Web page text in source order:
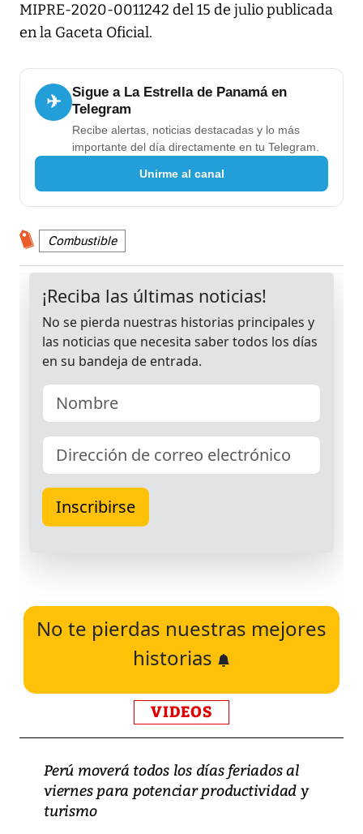
MIPRE-2020-0011242 del 15 de julio publicada
en la Gaceta Oficial.
✈
Sigue a La Estrella de Panamá en
Telegram
Recibe alertas, noticias destacadas y lo más
importante del día directamente en tu Telegram.
Unirme al canal
Combustible
No te pierdas nuestras mejores
historias
VIDEOS
Perú moverá todos los días feriados al
viernes para potenciar productividad y
turismo